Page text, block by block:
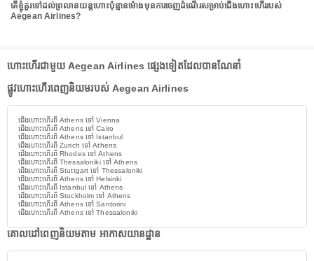
តើខ្ញុំគួរទៅដល់ព្រលានយន្តហោះប៉ុន្មានម៉ោងមុនការចេញដំណើរសម្រាប់ជើងហោះហើររបស់
Aegean Airlines?
ហោះហើរជាមួយ Aegean Airlines ផ្សេងទៀតដែលបានណែនាំ
ផ្លូវហោះហើរពេញនិយមរបស់ Aegean Airlines
ជើងហោះហើរពី Athens ទៅ Vienna
ជើងហោះហើរពី Athens ទៅ Cairo
ជើងហោះហើរពី Athens ទៅ Istanbul
ជើងហោះហើរពី Zurich ទៅ Athens
ជើងហោះហើរពី Rhodes ទៅ Athens
ជើងហោះហើរពី Thessaloniki ទៅ Athens
ជើងហោះហើរពី Stuttgart ទៅ Thessaloniki
ជើងហោះហើរពី Athens ទៅ Helsinki
ជើងហោះហើរពី Istanbul ទៅ Athens
ជើងហោះហើរពី Stockholm ទៅ Athens
ជើងហោះហើរពី Athens ទៅ Santorini
ជើងហោះហើរពី Athens ទៅ Thessaloniki
គោលដៅពេញនិយមតាម អាកាសយានដ្ឋាន